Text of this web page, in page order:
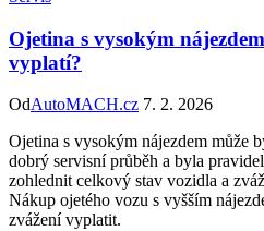
Ojetina s vysokým
vyplatí?
OdAutoMACH.cz 7. 2. 2026
Ojetina s vysokým nájezdem může
dobrý servisní průběh a byla
zohlednit celkový stav vozidla a
Nákup ojetého vozu s vyšším
zvážení vyplatit.